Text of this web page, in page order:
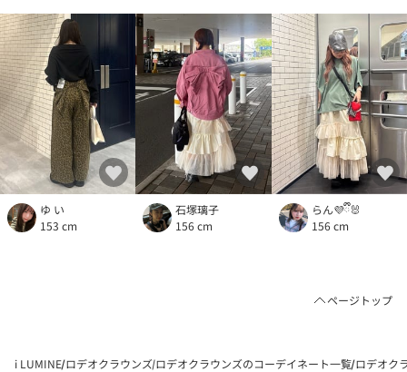
ゆ い
153 cm
石塚璃子
156 cm
らん💜ྀི🐰
156 cm
ページトップ
i LUMINE ロデオクラウンズ ロデオクラウンズのコーデイネート一覧 ロデオク